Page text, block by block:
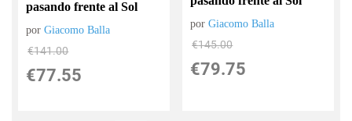
pasando frente al Sol
porGiacomo Balla
€141.00
€77.55
porGiacomo Balla
€145.00
€79.75